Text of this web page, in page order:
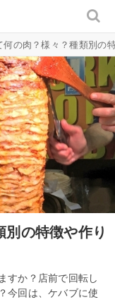
の肉？様々？種類別の
の特徴や作り
すか？店前で回転し
今回は、ケバブに使